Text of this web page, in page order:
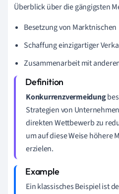
Überblick über die gängigsten
Besetzung von Marktnischen
Schaffung einzigartiger
Zusammenarbeit mit
Konkurrenzvermeidung
Strategien von
direkten Wettbewerb zu
um auf diese Weise höhere
erzielen.
Ein klassisches Beispiel ist